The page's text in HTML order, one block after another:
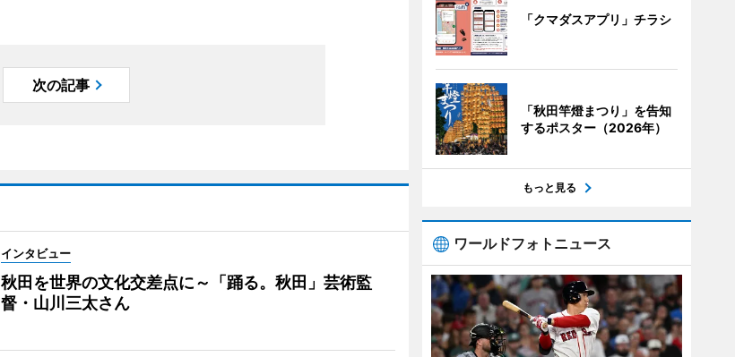
次の記事
インタビュー
秋田を世界の文化交差点に～「踊る。秋田」芸術監
督・山川三太さん
「クマダスアプリ」チラシ
「秋田竿燈まつり」を告知
するポスター（2026年）
もっと見る
ワールドフォトニュース